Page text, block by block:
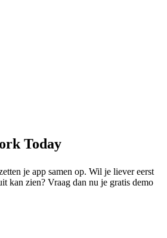
Today
je app samen op. Wil je liever eerst
kan zien? Vraag dan nu je gratis demo